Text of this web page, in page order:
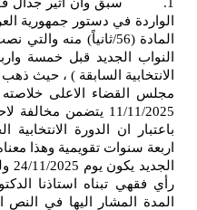
المادة (56/ثانياً) منه والتي نصت
قبل خمسة واربعون يوماً من
السابقة ) ، حيث ذهب رأي تبناه
الاعلى خلاصته ان موعد
تقويمية وهذا معناه ان موعد
تبناه استاذنا الدكتور غازي
اليها في النص المذكور هي